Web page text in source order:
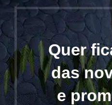
Quer
das
e